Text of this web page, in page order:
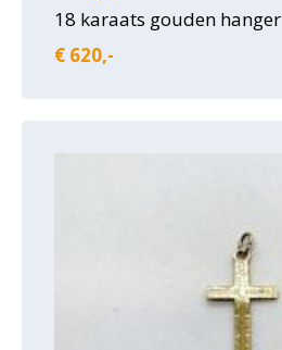
18 karaats gouden hanger
€ 620,-